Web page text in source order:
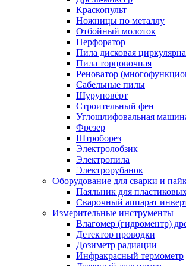
Краскопульт
Ножницы по металлу
Отбойный молоток
Перфоратор
Пила дисковая
Пила торцовочная
Реноватор
Сабельные пилы
Шуруповёрт
Строительный фен
Углошлифовальная
Фрезер
Штроборез
Электролобзик
Электропила
Электрорубанок
Оборудование для сварки и
Паяльник для
Сварочный аппарат
Измерительные инструменты
Влагомер (гидроментр)
Детектор проводки
Дозиметр радиации
Инфракрасный термометр